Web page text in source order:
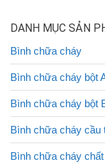
DANH MỤC SẢN
Bình chữa cháy
Bình chữa cháy bột
Bình chữa cháy bột
Bình chữa cháy cầu
Bình chữa cháy